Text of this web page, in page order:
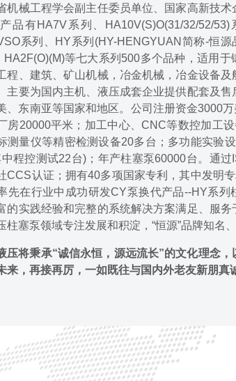
机械工程学会副主任委员单位、国家高新技
品有HA7V系列、HA10V(S)O(31/32/52/53)
系列、HY系列(HY-HENGYUAN简称-恒
HA2F(O)(M)等七大系列500多个品种，适用于
程、建筑、矿山机械，冶金机械，冶金设备
主要为国内主机、液压成套企业提供配套及售
、东南亚等国家和地区。公司注册资金3000
房20000平米；加工中心、CNC等数控加工
测量仪等精密检测设备20多台；多功能实验
程控测试22台)；年产柱塞泵60000台。通过
CCS认证；拥有40多项国家专利，其中发明
先在行业中成功研发CY泵换代产品--HY系列
的实践经验和完整的系统解决方案满足、服务
柱塞泵领域专注发展和积淀，“恒源”品牌知名
压将秉承“诚信永恒，源远流长”的文化理念，
来，再接再厉，一如既往与国内外老友新朋真